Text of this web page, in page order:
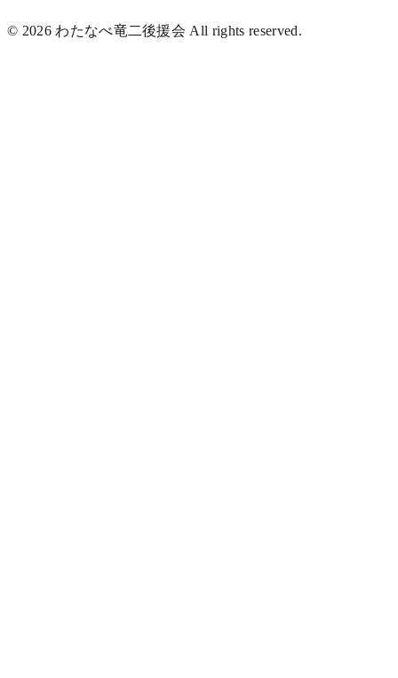
© 2026 わたなべ竜二後援会 All rights reserved.